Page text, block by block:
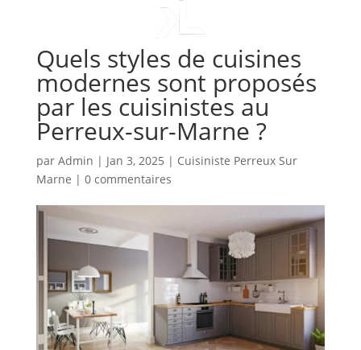
Quels styles de cuisines
modernes sont proposés
par les cuisinistes au
Perreux-sur-Marne ?
par Admin | Jan 3, 2025 | Cuisiniste Perreux Sur
Marne | 0 commentaires